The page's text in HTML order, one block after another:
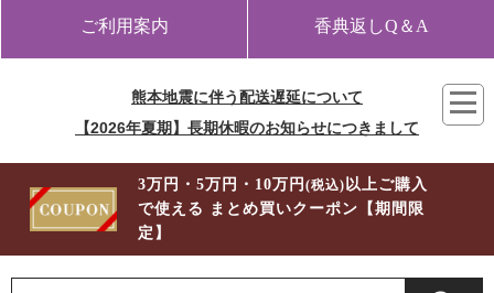
ご利用案内 香典返しQ＆A
熊本地震に伴う配送遅延について
【2026年夏期】長期休暇のお知らせにつきまして
3万円・5万円・10万円(税込) 以上ご購入
で使える まとめ買いクーポン【期間限
定】